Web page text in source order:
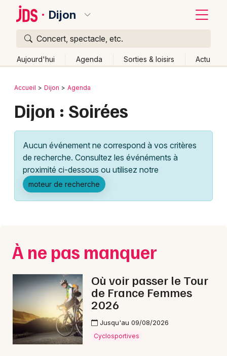
Dijon
Concert, spectacle, etc.
Aujourd'hui Agenda Sorties & loisirs Actu
Publier un événement
Grands événements
Activité & Expérience
Manifestations
Spectacles
Concerts
Sports
Soirées
Sorties famille
Bordeaux
Lille
Lyon
Marseille
Nantes
Nice
Paris
Strasbourg
Toulouse
Retour
Accueil Dijon Agenda
Dijon : Soirées
Aucun événement ne correspond à vos critères
de recherche. Consultez les événéments à
proximité ci-dessous ou utilisez notre
moteur de recherche
À ne pas manquer
Où voir passer le Tour
de France Femmes
2026
Jusqu'au 09/08/2026
Cyclosportives
Quoi ?
Où ?
Partout
Près de moi Changer de lieu
Quand ?
Ce week-end